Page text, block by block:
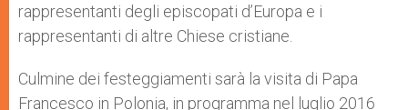
rappresentanti degli episcopati d’Europa e i
rappresentanti di altre Chiese cristiane.
Culmine dei festeggiamenti sarà la visita di Papa
Francesco in Polonia, in programma nel luglio 2016